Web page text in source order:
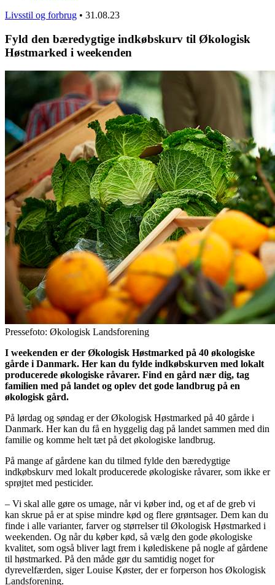
Livsstil og forbrug • 31.08.23
Fyld den bæredygtige indkøbskurv til Økologisk
Høstmarked i weekenden
Pressefoto: Økologisk Landsforening
I weekenden er der Økologisk Høstmarked på 40 økologiske
gårde i Danmark. Her kan du fylde indkøbskurven med lokalt
producerede økologiske råvarer. Find en gård nær dig, tag
familien med på landet og oplev det gode landbrug på en
økologisk gård.
På lørdag og søndag er der Økologisk Høstmarked på 40 gårde i
Danmark. Her kan du få en hyggelig dag på landet sammen med din
familie og komme helt tæt på det økologiske landbrug.
På mange af gårdene kan du tilmed fylde den bæredygtige
indkøbskurv med lokalt producerede økologiske råvarer, som ikke er
sprøjtet med pesticider.
– Vi skal alle gøre os umage, når vi køber ind, og et af de greb vi
kan skrue på er at spise mindre kød og flere grøntsager. Dem kan du
finde i alle varianter, farver og størrelser til Økologisk Høstmarked i
weekenden. Og når du køber kød, så vælg den gode økologiske
kvalitet, som også bliver lagt frem i kølediskene på nogle af gårdene
til høstmarked. På den måde gør du samtidig noget for
dyrevelfærden, siger Louise Køster, der er forperson hos Økologisk
Landsforening.